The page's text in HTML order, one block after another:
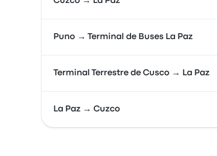
Puno → Terminal de Buses La Paz
Terminal Terrestre de Cusco → La Paz
La Paz → Cuzco